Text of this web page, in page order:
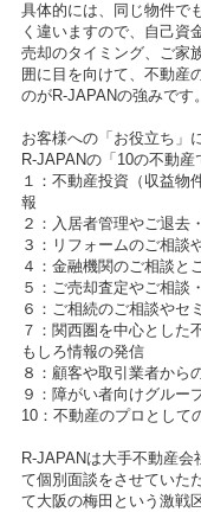
具体的には、同じ物件で
く違いますので、自己資
売却のタイミング、ご家
囲に目を向けて、不動産
のがR-JAPANの強みです。
お客様への「お役立ち」
R-JAPANの「10の不動産
１：不動産投資（収益物
報
２：入居者管理やご退去
３：リフォームのご相談
４：金融機関のご相談と
５：ご売却査定やご相談
６：ご相続のご相談やセ
７：関西圏を中心とした
もしろ情報の発信
８：顧客や取引業者から
９：障がい者向けグルー
10：不動産のプロとして
R-JAPANは大手不動産
て個別面談をさせていた
て大阪の梅田という激戦